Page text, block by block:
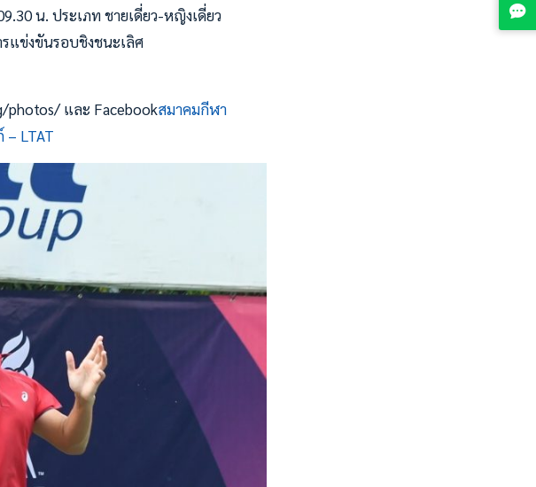
น. ประเภท ชายเดี่ยว-หญิงเดี่ยว
แข่งขันรอบชิงชนะเลิศ
photos/ และ Facebookสมาคมกีฬา
LTAT